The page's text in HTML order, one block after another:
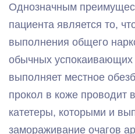
Однозначным
пациента является то,
выполнения общего
обычных успокаивающих
выполняет местное
прокол в коже проводит
катетеры, которыми и
замораживание очагов